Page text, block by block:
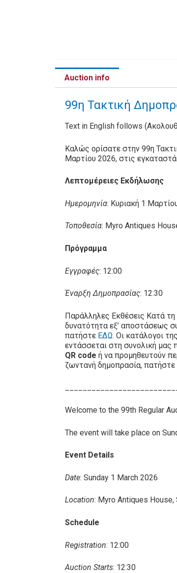
Auction info
99η Τακτική
Text in English follows
Καλώς ορίσατε στην 99η
Μαρτίου 2026, στις
Λεπτομέρειες Εκδήλωσης
Ημερομηνία: Κυριακή 1
Τοποθεσία: Myro Antiques
Πρόγραμμα
Εγγραφές: 12:00
Έναρξη Δημοπρασίας: 12:30
Παράλληλες Εκθέσεις Κατά τη
δυνατότητα εξ’ αποστάσεως
πατήστε ΕΔΩ. Οι κατάλογοι
εντάσσεται στη συνολική μας
QR code ή να προμηθευτούν
ζωντανή δημοπρασία, πατήστε
Welcome to the 99th Regular
The event will take place on
Event Details
Date: Sunday 1 March 2026
Location: Myro Antiques
Schedule
Registration: 12:00
Auction Starts: 12:30